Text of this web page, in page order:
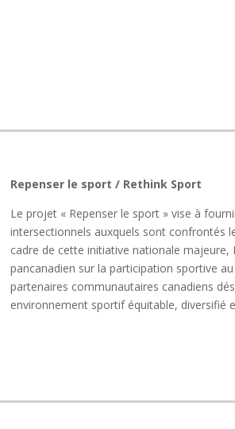
Repenser le sport / Rethink Sport
Le projet « Repenser le sport » vise à
intersectionnels auxquels sont confrontés
cadre de cette initiative nationale majeure,
pancanadien sur la participation sportive
partenaires communautaires canadiens
environnement sportif équitable, diversifié